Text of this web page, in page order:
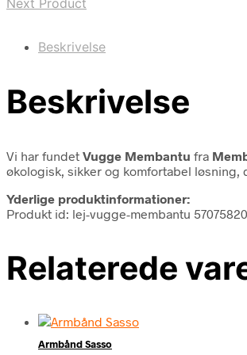
Beskrivelse
Beskrivelse
Vi har fundet Vugge Membantu fra
økologisk, sikker og komfortabel
Yderlige produktinformationer:
Produkt id: lej-vugge-membantu
Relaterede
Armbånd Sasso